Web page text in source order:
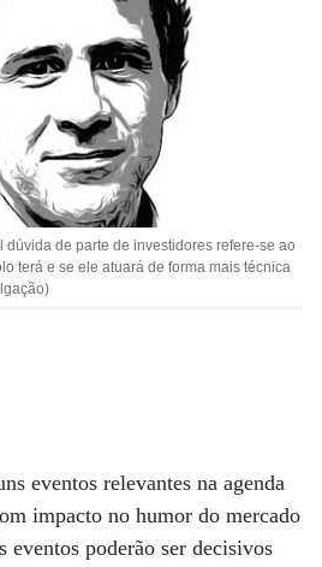
de parte de investidores refere-se ao
terá e se ele atuará de forma mais técnica
eventos relevantes na agenda
impacto no humor do mercado
eventos poderão ser decisivos